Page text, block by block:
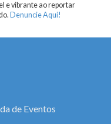
e vibrante ao reportar
Denuncie Aqui!
de Eventos